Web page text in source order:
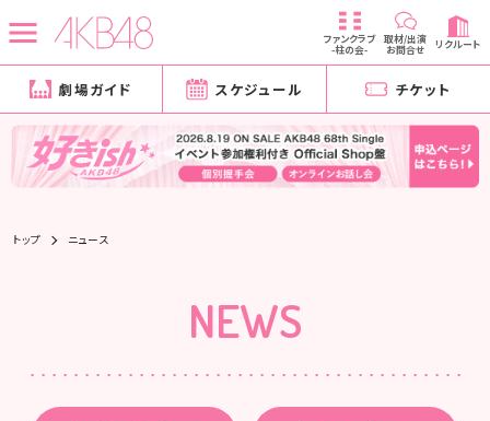
ファンクラブ
-柱の会-
取材/出演
お問合せ リクルート
劇場ガイド スケジュール チケット
トップ ニュース
NEWS